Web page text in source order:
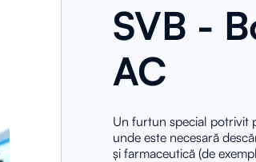
SVB -
AC
Un furtun special potrivit
unde este necesară
și farmaceutică (de